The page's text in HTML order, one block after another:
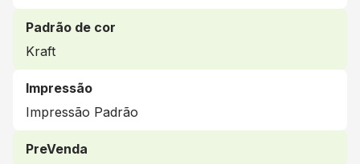
Padrão de cor
Kraft
Impressão
Impressão Padrão
PreVenda